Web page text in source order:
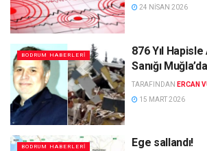
24 NISAN 2026
BODRUM HABERLERI
876 Yıl
Sanığı
TARAFINDAN ERCAN
15 MART 2026
BODRUM HABERLERI Ege sallandı!